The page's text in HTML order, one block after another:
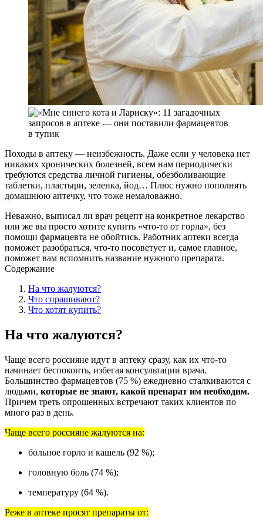
Походы в аптеку — неизбежность. Даже если у человека нет
никаких хронических болезней, всем нам периодически
требуются средства личной гигиены, обезболивающие
таблетки, пластыри, зеленка, йод… Плюс нужно пополнять
домашнюю аптечку, что тоже немаловажно.
Неважно, выписал ли врач рецепт на конкретное лекарство
или же вы просто хотите купить «что-то от горла», без
помощи фармацевта не обойтись. Работник аптеки всегда
поможет разобраться, что-то посоветует и, самое главное,
поможет вам вспомнить название нужного препарата.
Содержание
На что жалуются?
Что спрашивают?
Что хотят купить?
На что жалуются?
Чаще всего россияне идут в аптеку сразу, как их что-то
начинает беспокоить, избегая консультации врача.
Большинство фармацевтов (75 %) ежедневно сталкиваются с
людьми, которые не знают, какой препарат им необходим.
Причем треть опрошенных встречают таких клиентов по
много раз в день.
Чаще всего россияне жалуются на:
больное горло и кашель (92 %);
головную боль (74 %);
температуру (64 %).
Реже в аптеке просят препараты от: